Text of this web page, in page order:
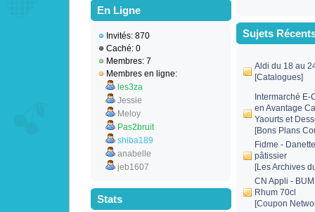
En Ligne
Invités: 870
Caché: 0
Membres: 7
Membres en ligne:
les3za
Jessie
Meloy
Pas2bruit
shiba189
anabelle
jeb1607
Stats
Sujets
Aldi du 18 au
[Catalogues]
Intermarché
en Avantage
Yaourts et
[Bons Plans
Fidme -
pâtissier
[Les Archives
CN Appli -
Rhum 70cl
[Coupon